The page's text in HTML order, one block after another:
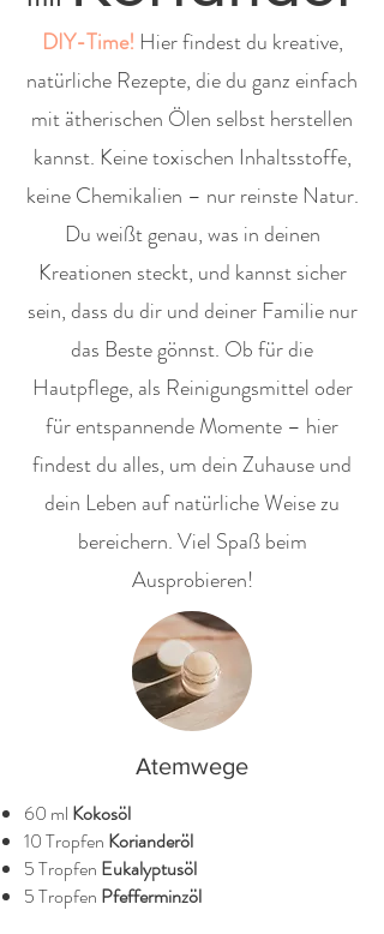
DIY-Time! Hier findest du kreative,
natürliche Rezepte, die du ganz einfach
mit ätherischen Ölen selbst herstellen
kannst. Keine toxischen Inhaltsstoffe,
keine Chemikalien – nur reinste Natur.
Du weißt genau, was in deinen
Kreationen steckt, und kannst sicher
sein, dass du dir und deiner Familie nur
das Beste gönnst. Ob für die
Hautpflege, als Reinigungsmittel oder
für entspannende Momente – hier
findest du alles, um dein Zuhause und
dein Leben auf natürliche Weise zu
bereichern. Viel Spaß beim
Ausprobieren!
Atemwege
60 ml Kokosöl
10 Tropfen Korianderöl
5 Tropfen Eukalyptusöl
5 Tropfen Pfefferminzöl